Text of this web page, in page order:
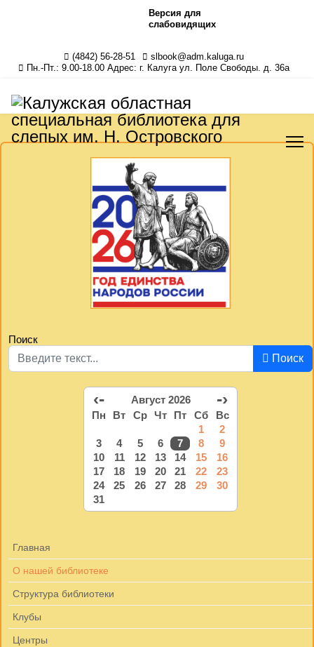
Версия для
слабовидящих
(4842) 56-28-51
slbook@adm.kaluga.ru
Пн.-Пт.: 9.00-18.00 Адрес: г. Калуга ул. Поле Свободы. д. 36а
Поиск
Поиск
‹- Август 2026 -›
Пн Вт Ср Чт Пт Сб
Вс
1
2
3
4 5 6 7 8
9
10
11 12 13 14 15
16
17
18 19 20 21 22
23
24
25 26 27 28 29
30
31
Главная
О нашей библиотеке
Структура библиотеки
Клубы
Центры